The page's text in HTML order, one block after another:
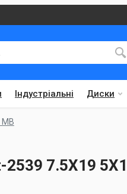
Індустріальні Диски
7.5X19